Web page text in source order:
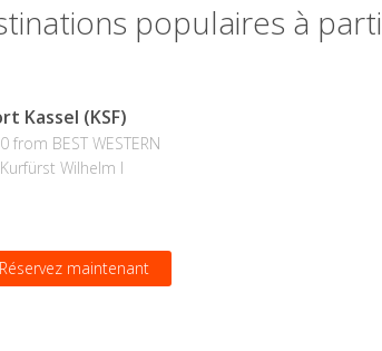
populaires à
Kassel (KSF)
from BEST WESTERN
Wilhelm I
Réservez maintenant